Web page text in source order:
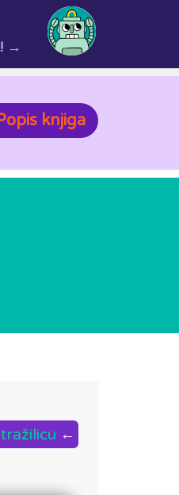
→
knjiga
←